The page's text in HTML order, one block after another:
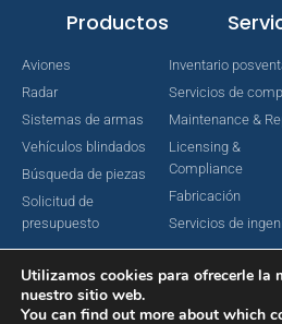
Productos
Aviones
Radar
Sistemas de armas
Vehículos blindados
Búsqueda de piezas
Solicitud de
presupuesto
Inventario
Servicios de
Maintenance &
Licensing &
Compliance
Fabricación
Servicios de
Utilizamos cookies para ofrecerle la
nuestro sitio web.
You can find out more about which